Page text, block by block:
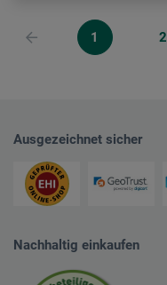
1 2
Ausgezeichnet sicher
Nachhaltig einkaufen